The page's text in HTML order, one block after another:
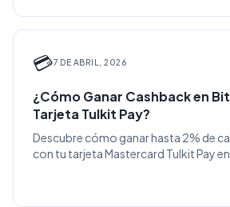
💳7 DE ABRIL, 2026
¿Cómo Ganar Cashback en
Tarjeta Tulkit Pay?
Descubre cómo ganar hasta 2% de
con tu tarjeta Mastercard Tulkit Pay